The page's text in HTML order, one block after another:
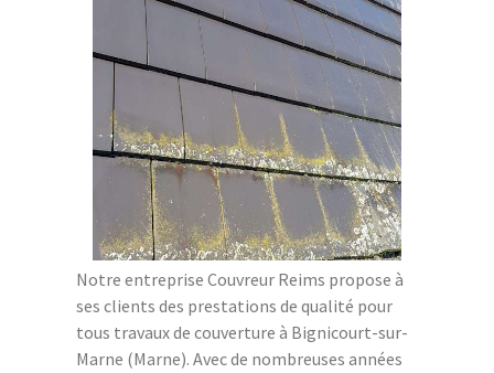
Notre entreprise Couvreur Reims propose à
ses clients des prestations de qualité pour
tous travaux de couverture à Bignicourt-sur-
Marne (Marne). Avec de nombreuses années